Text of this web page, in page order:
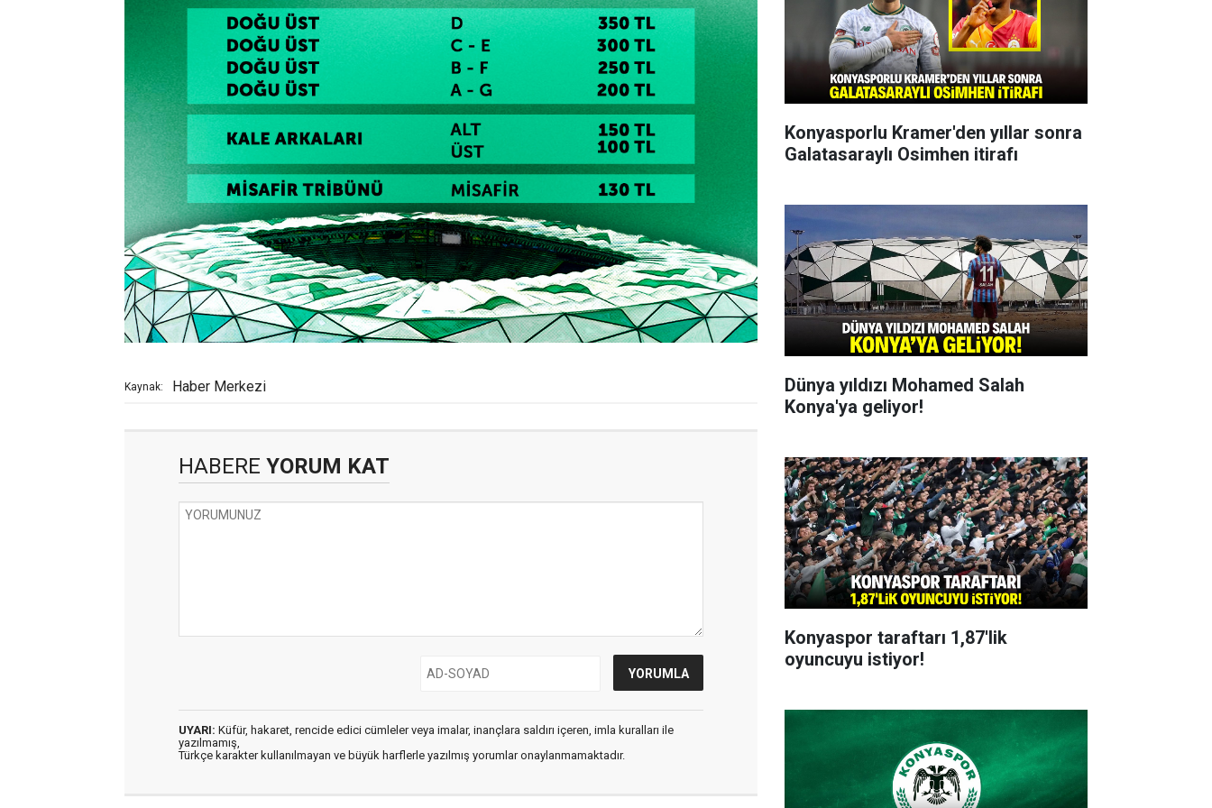
Kaynak: Haber Merkezi
HABERE YORUM KAT
UYARI: Küfür, hakaret, rencide edici cümleler veya imalar, inançlara saldırı içeren, imla kuralları ile
yazılmamış,
Türkçe karakter kullanılmayan ve büyük harflerle yazılmış yorumlar onaylanmamaktadır.
Konyasporlu Kramer'den yıllar sonra
Galatasaraylı Osimhen itirafı
Dünya yıldızı Mohamed Salah
Konya'ya geliyor!
Konyaspor taraftarı 1,87'lik
oyuncuyu istiyor!